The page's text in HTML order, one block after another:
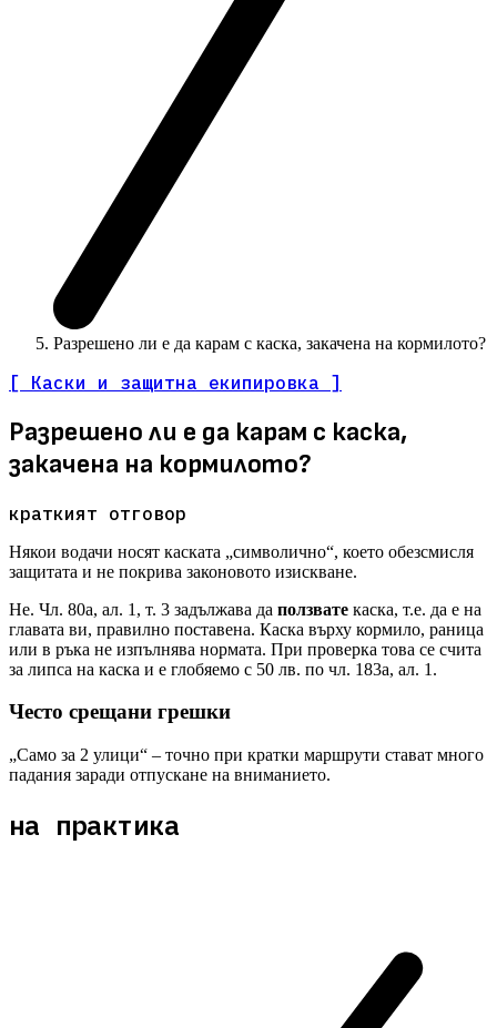
Разрешено ли е да карам с каска, закачена на кормилото?
[ Каски и защитна екипировка ]
Разрешено ли е да карам с каска,
закачена на кормилото?
краткият отговор
Някои водачи носят каската „символично“, което обезсмисля
защитата и не покрива законовото изискване.
Не. Чл. 80а, ал. 1, т. 3 задължава да ползвате каска, т.е. да е на
главата ви, правилно поставена. Каска върху кормило, раница
или в ръка не изпълнява нормата. При проверка това се счита
за липса на каска и е глобяемо с 50 лв. по чл. 183а, ал. 1.
Често срещани грешки
„Само за 2 улици“ – точно при кратки маршрути стават много
падания заради отпускане на вниманието.
на практика